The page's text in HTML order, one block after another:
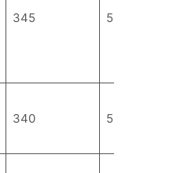
345 5 bis 8
340 5 bis 8